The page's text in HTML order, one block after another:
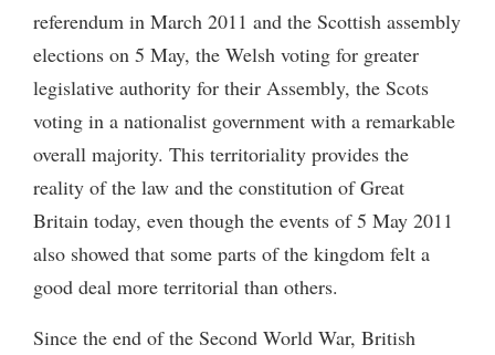
referendum in March 2011 and the Scottish assembly
elections on 5 May, the Welsh voting for greater
legislative authority for their Assembly, the Scots
voting in a nationalist government with a remarkable
overall majority. This territoriality provides the
reality of the law and the constitution of Great
Britain today, even though the events of 5 May 2011
also showed that some parts of the kingdom felt a
good deal more territorial than others.
Since the end of the Second World War, British